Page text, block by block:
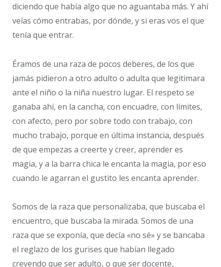
diciendo que había algo que no aguantaba más. Y ahí
veías cómo entrabas, por dónde, y si eras vos el que
tenía que entrar.
Éramos de una raza de pocos deberes, de los que
jamás pidieron a otro adulto o adulta que legitimara
ante el niño o la niña nuestro lugar. El respeto se
ganaba ahí, en la cancha, con encuadre, con límites,
con afecto, pero por sobre todo con trabajo, con
mucho trabajo, porque en última instancia, después
de que empezas a creerte y creer, aprender es
magia, y a la barra chica le encanta la magia, por eso
cuando le agarran el gustito les encanta aprender.
Somos de la raza que personalizaba, que buscaba el
encuentro, que buscaba la mirada. Somos de una
raza que se exponía, que decía «no sé» y se bancaba
el reglazo de los gurises que habían llegado
creyendo que ser adulto, o que ser docente,